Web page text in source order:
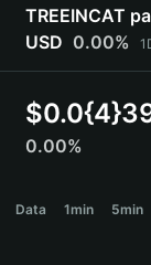
Bahasa Indonesia
ภาษาไทย
हिन्दी
Español
Português (Brasil)
TREEINCAT
USD 0.00%
$
0.00%
Data 1min 5min